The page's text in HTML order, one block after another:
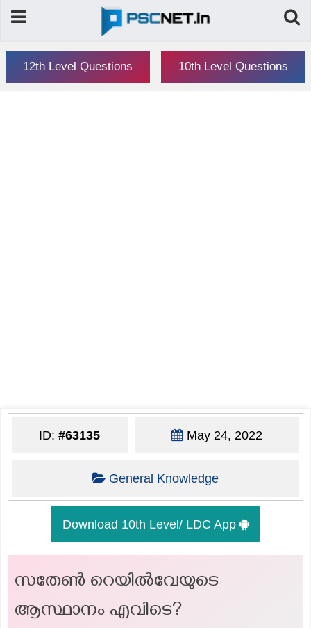
12th Level Questions 10th Level Questions
ID:#63135 May 24, 2022
General Knowledge
Download 10th Level/ LDC App
സതേൺ റെയിൽവേയുടെ
ആസ്ഥാനം എവിടെ?